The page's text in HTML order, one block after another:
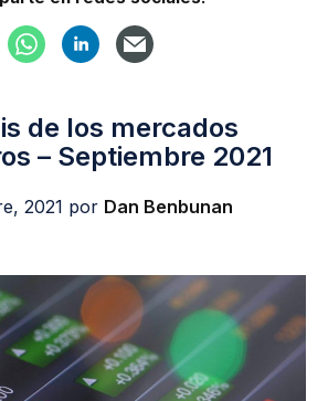
de los mercados
– Septiembre 2021
2021 por Dan Benbunan